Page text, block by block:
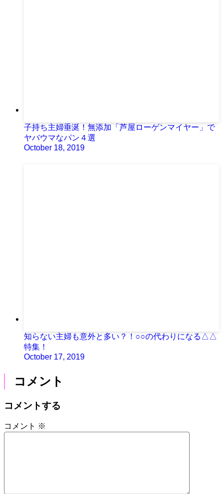
子持ち主婦垂涎！無添加「芦屋ローゲンマイヤー」で
ヤバウマなパン４選
October 18, 2019
知らない主婦も意外と多い？！○○の代わりになる△△
特集！
October 17, 2019
コメント
コメントする
コメント ※